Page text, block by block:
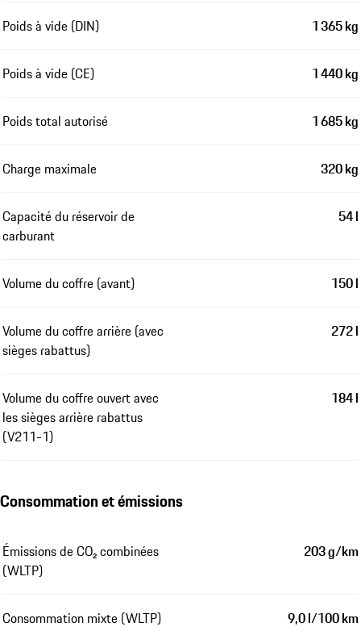
Poids à vide (DIN) 1 365 kg
Poids à vide (CE) 1 440 kg
Poids total autorisé 1 685 kg
Charge maximale 320 kg
Capacité du réservoir de
carburant
54 l
Volume du coffre (avant) 150 l
Volume du coffre arrière (avec
sièges rabattus)
272 l
Volume du coffre ouvert avec
les sièges arrière rabattus
(V211-1)
184 l
Consommation et émissions
Émissions de CO₂ combinées
(WLTP)
203 g/km
Consommation mixte (WLTP) 9,0 l/100 km